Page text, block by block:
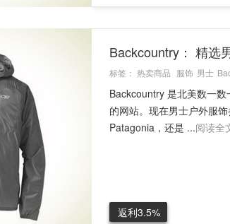
Backcountry： 精选
标签： 热卖商品 服饰 男士
Backcountry 是北美数一
的网站。现在男士户外服
Patagonia，还是 ...阅读全
返利3.5%